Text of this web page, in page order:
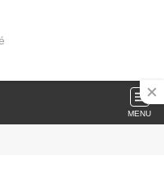
MENU